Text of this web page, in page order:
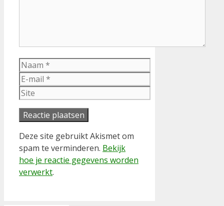
Naam
E-
mail
Site
Deze site gebruikt Akismet om
spam te verminderen. Bekijk
hoe je reactie gegevens worden
verwerkt.